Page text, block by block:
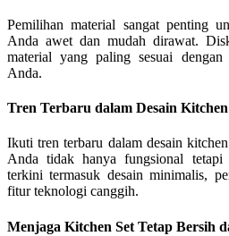
Pemilihan material sangat penting
Anda awet dan mudah dirawat.
material yang paling sesuai
Anda.
Tren Terbaru dalam Desain Kitchen
Ikuti tren terbaru dalam desain
Anda tidak hanya fungsional
terkini termasuk desain minimalis,
fitur teknologi canggih.
Menjaga Kitchen Set Tetap Bersih